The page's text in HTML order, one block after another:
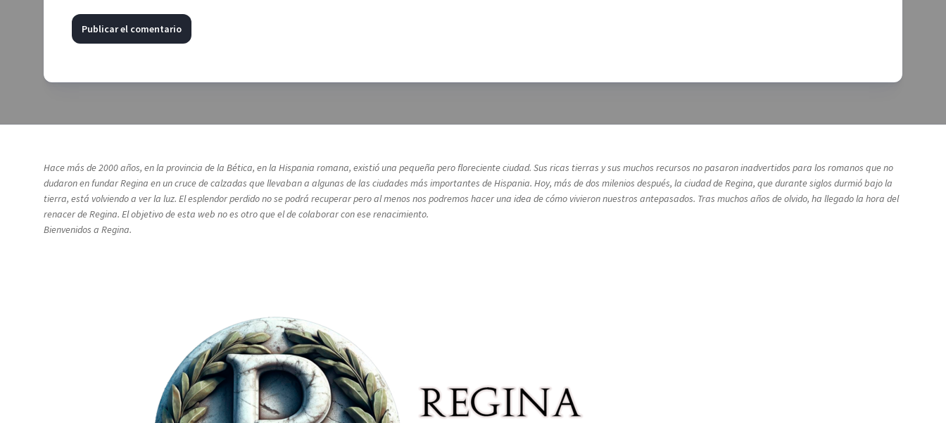
Hace más de 2000 años, en la provincia de la Bética, en la Hispania romana, existió una pequeña pero floreciente ciudad. Sus ricas tierras y sus muchos recursos no pasaron inadvertidos para los romanos que no
dudaron en fundar Regina en un cruce de calzadas que llevaban a algunas de las ciudades más importantes de Hispania. Hoy, más de dos milenios después, la ciudad de Regina, que durante siglos durmió bajo la
tierra, está volviendo a ver la luz. El esplendor perdido no se podrá recuperar pero al menos nos podremos hacer una idea de cómo vivieron nuestros antepasados. Tras muchos años de olvido, ha llegado la hora del
renacer de Regina. El objetivo de esta web no es otro que el de colaborar con ese renacimiento.
Bienvenidos a Regina.